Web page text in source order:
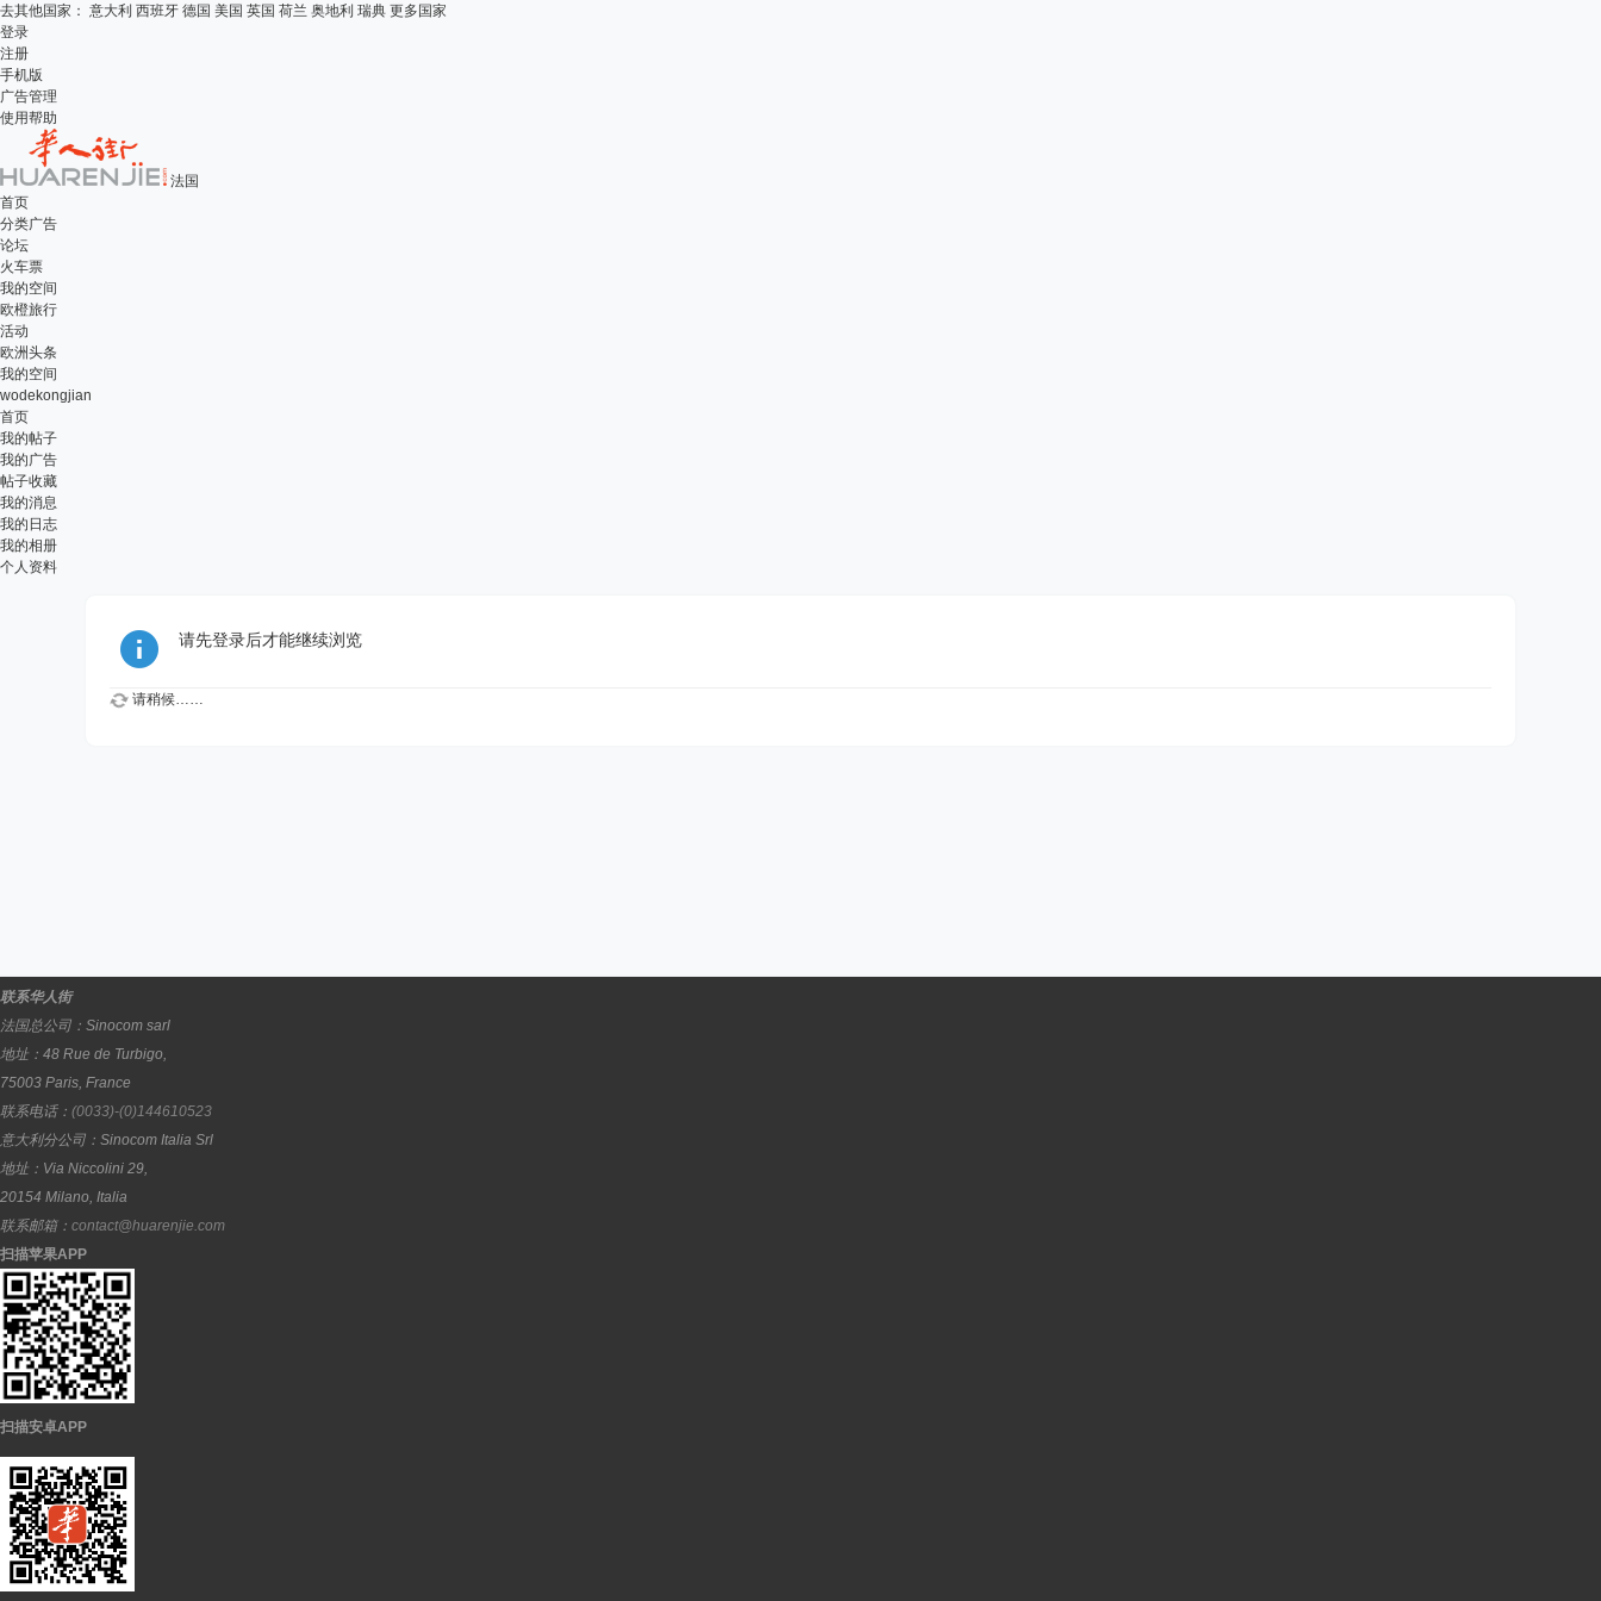
去其他国家： 意大利 西班牙 德国 美国 英国 荷兰 奥地利 瑞典 更多国家
登录
注册
手机版
广告管理
使用帮助
法国
首页
分类广告
论坛
火车票
我的空间
欧橙旅行
活动
欧洲头条
我的空间
wodekongjian
首页
我的帖子
我的广告
帖子收藏
我的消息
我的日志
我的相册
个人资料
请先登录后才能继续浏览
请稍候……
联系华人街
法国总公司： Sinocom sarl
地址： 48 Rue de Turbigo,
75003 Paris, France
联系电话： (0033)-(0)144610523
意大利分公司： Sinocom Italia Srl
地址： Via Niccolini 29,
20154 Milano, Italia
联系邮箱： contact@huarenjie.com
扫描苹果APP
扫描安卓APP